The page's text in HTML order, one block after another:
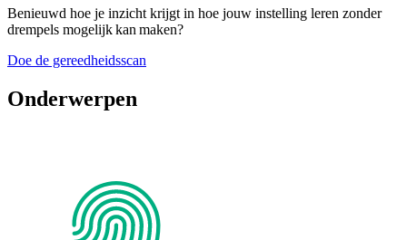
Benieuwd hoe je inzicht krijgt in hoe jouw instelling leren zonder
drempels mogelijk kan maken?
Doe de gereedheidsscan
Onderwerpen